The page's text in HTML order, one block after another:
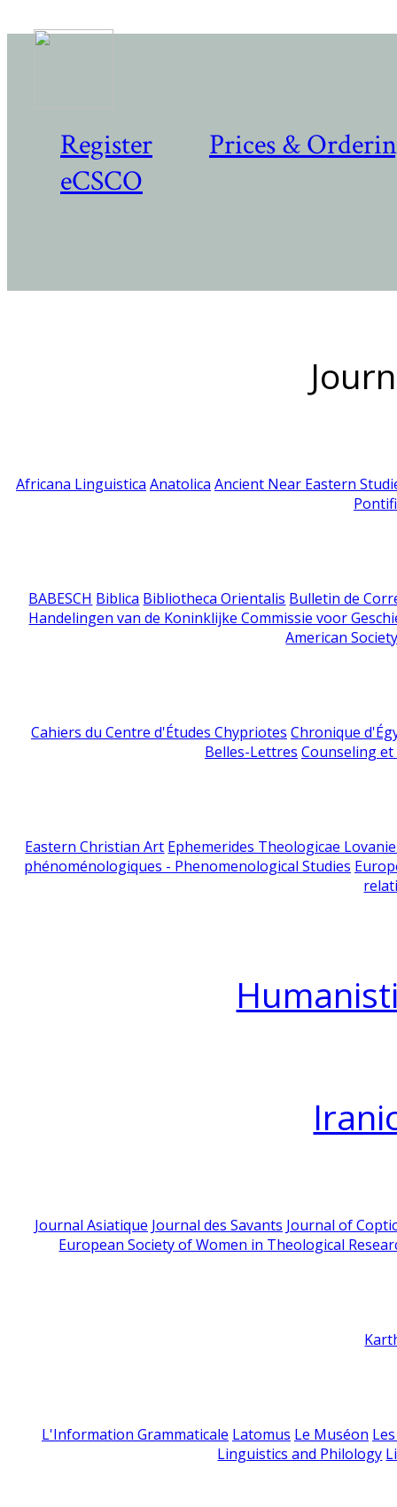
Register
Prices &
eCSCO
Africana Linguistica Anatolica Ancient Near Eastern
BABESCH Biblica Bibliotheca Orientalis Bulletin de
Handelingen van de Koninklijke Commissie voor
American
Cahiers du Centre d'Études Chypriotes Chronique
Belles-Lettres Counseling
Eastern Christian Art Ephemerides Theologicae
phénoménologiques - Phenomenological Studies
Journal Asiatique Journal des Savants Journal of
European Society of Women in Theological
L'Information Grammaticale Latomus Le Muséon
Linguistics and Philology